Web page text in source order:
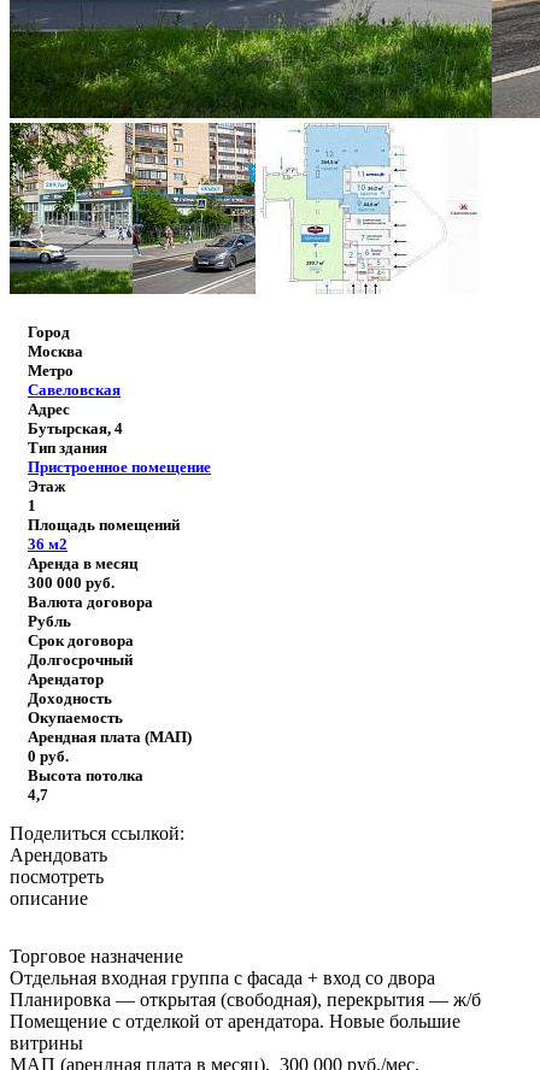
Город
Москва
Метро
Савеловская
Адрес
Бутырская, 4
Тип здания
Пристроенное помещение
Этаж
1
Площадь помещений
36 м2
Аренда в месяц
300 000 руб.
Валюта договора
Рубль
Срок договора
Долгосрочный
Арендатор
Доходность
Окупаемость
Арендная плата (МАП)
0 руб.
Высота потолка
4,7
Поделиться ссылкой:
Арендовать
посмотреть
описание
Торговое назначение
Отдельная входная группа с фасада + вход со двора
Планировка — открытая (свободная), перекрытия — ж/б
Помещение с отделкой от арендатора. Новые большие
витрины
МАП (арендная плата в месяц), 300 000 руб./мес.